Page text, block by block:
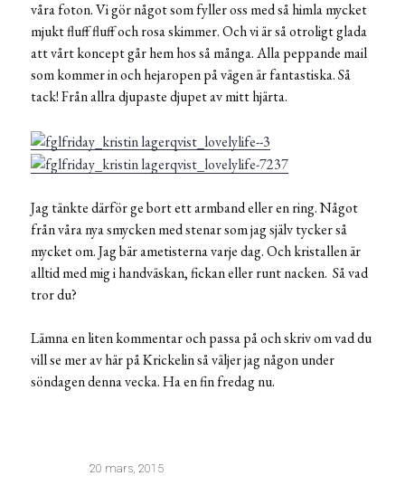
våra foton. Vi gör något som fyller oss med så himla mycket
mjukt fluff fluff och rosa skimmer. Och vi är så otroligt glada
att vårt koncept går hem hos så många. Alla peppande mail
som kommer in och hejaropen på vägen är fantastiska. Så
tack! Från allra djupaste djupet av mitt hjärta.
Jag tänkte därför ge bort ett armband eller en ring. Något
från våra nya smycken med stenar som jag själv tycker så
mycket om. Jag bär ametisterna varje dag. Och kristallen är
alltid med mig i handväskan, fickan eller runt nacken. Så vad
tror du?
Lämna en liten kommentar och passa på och skriv om vad du
vill se mer av här på Krickelin så väljer jag någon under
söndagen denna vecka. Ha en fin fredag nu.
20 mars, 2015